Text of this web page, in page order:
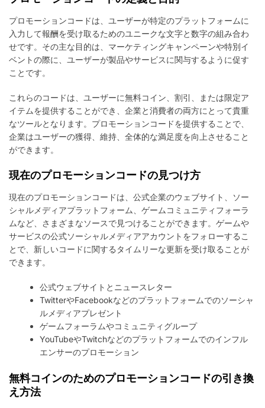
ン
ト、
コ
ミ
ュ
ニ
イ
ベ
ン
ト
プロモーションコードは、ユーザーが特定のプラットフォームに
入力して報酬を受け取るためのユニークな文字と数字の組み合わ
せです。その主な目的は、マーケティングキャンペーンや特別イ
ベントの際に、ユーザーが製品やサービスに関与するように促す
ことです。
これらのコードは、ユーザーに無料コイン、割引、または限定ア
イテムを提供することができ、企業と消費者の両方にとって貴重
なツールとなります。プロモーションコードを提供することで、
企業はユーザーの獲得、維持、全体的な満足度を向上させること
ができます。
現在のプロモーションコードの見つけ方
現在のプロモーションコードは、公式企業のウェブサイト、ソー
シャルメディアプラットフォーム、ゲームコミュニティフォーラ
ムなど、さまざまなソースで見つけることができます。ゲームや
サービスの公式ソーシャルメディアアカウントをフォローするこ
とで、新しいコードに関するタイムリーな更新を受け取ることが
できます。
公式ウェブサイトとニュースレター
TwitterやFacebookなどのプラットフォームでのソーシャ
ルメディアプレゼント
ゲームフォーラムやコミュニティグループ
YouTubeやTwitchなどのプラットフォームでのインフル
エンサーのプロモーション
無料コインのためのプロモーションコードの引き換
え方法